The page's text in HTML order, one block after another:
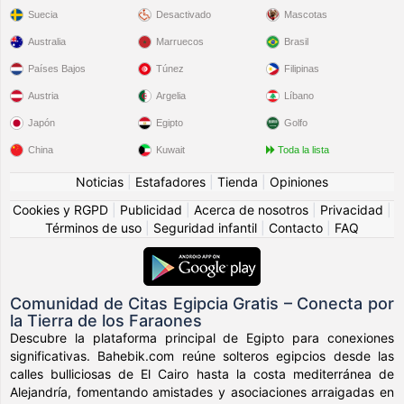
A Aymen82 le gustó el perfil deSophia77
Aymen82creó una cuenta de Android
Jiang45 ha subido una nueva foto de perfil
Jiang45
agregó fotos a su álbum de fotos
11 dias
Jiang45creó una cuenta
de origen y vive en
su descripción:
Let me introduce myself first. My name is Jiang Mi Na, but
you can call me Na Na. I’m 28 years old, single, and currently
living in Bangkok, Thailand. I co-own a beauty and nail salon
Suecia Desactivado Mascotas
Australia
Países Bajos
Austria
Japón
China
Marruecos
Túnez
Argelia
Egipto
Kuwait
Brasil
Filipinas
Líbano
Golfo
Toda la lista
Noticias Estafadores Tienda
Opiniones
Cookies y RGPD
Publicidad Acerca de nosotros Privacidad
Términos de uso
Seguridad infantil Contacto FAQ
Comunidad de Citas Egipcia Gratis – Conecta por
la Tierra de los Faraones
Descubre la plataforma principal de Egipto para conexiones
significativas. Bahebik.com reúne solteros egipcios desde las
calles bulliciosas de El Cairo hasta la costa mediterránea de
Alejandría, fomentando amistades y asociaciones arraigadas en